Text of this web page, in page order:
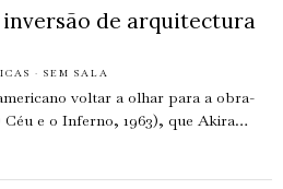
inversão de arquitectura
· SEM SALA
voltar a olhar para a obra-
e o Inferno, 1963), que Akira…